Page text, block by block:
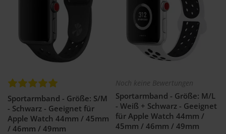
Sportarmband - Größe: S/M
- Schwarz - Geeignet für
Apple Watch 44mm / 45mm
/ 46mm / 49mm
Noch keine Bewertungen
Sportarmband - Größe: M/L
- Weiß + Schwarz - Geeignet
für Apple Watch 44mm /
45mm / 46mm / 49mm